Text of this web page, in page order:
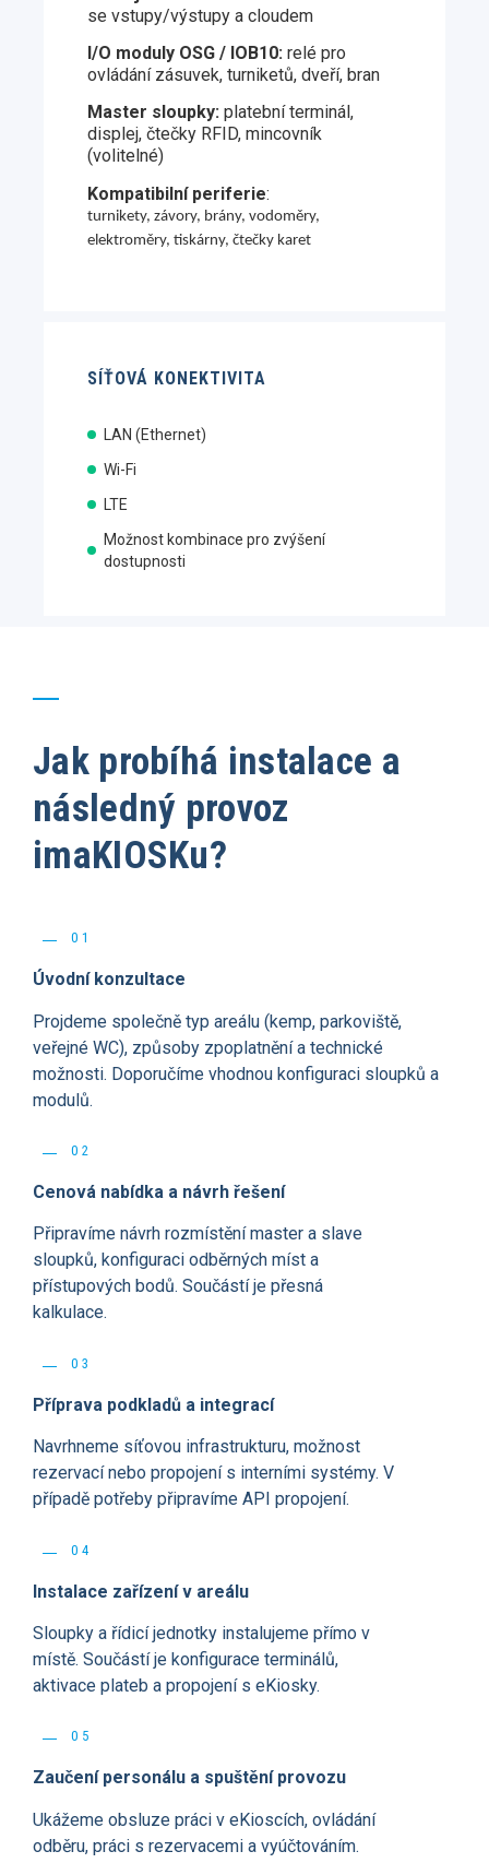
se vstupy/výstupy a cloudem
I/O moduly OSG / IOB10: relé pro
ovládání zásuvek, turniketů, dveří, bran
Master sloupky: platební terminál,
displej, čtečky RFID, mincovník
(volitelné)
Kompatibilní periferie:
turnikety, závory, brány, vodoměry,
elektroměry, tiskárny, čtečky karet
SÍŤOVÁ KONEKTIVITA
LAN (Ethernet)
Wi-Fi
LTE
Možnost kombinace pro zvýšení
dostupnosti
Jak probíhá instalace a
následný provoz
imaKIOSKu?
01
Úvodní konzultace
Projdeme společně typ areálu (kemp, parkoviště,
veřejné WC), způsoby zpoplatnění a technické
možnosti. Doporučíme vhodnou konfiguraci sloupků a
modulů.
02
Cenová nabídka a návrh řešení
Připravíme návrh rozmístění master a slave
sloupků, konfiguraci odběrných míst a
přístupových bodů. Součástí je přesná
kalkulace.
03
Příprava podkladů a integrací
Navrhneme síťovou infrastrukturu, možnost
rezervací nebo propojení s interními systémy. V
případě potřeby připravíme API propojení.
04
Instalace zařízení v areálu
Sloupky a řídicí jednotky instalujeme přímo v
místě. Součástí je konfigurace terminálů,
aktivace plateb a propojení s eKiosky.
05
Zaučení personálu a spuštění provozu
Ukážeme obsluze práci v eKioscích, ovládání
odběru, práci s rezervacemi a vyúčtováním.